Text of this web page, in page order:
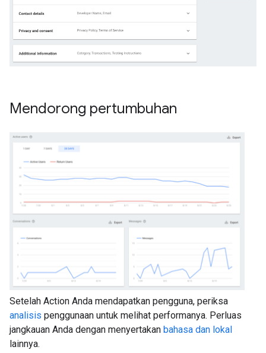
Mendorong pertumbuhan
Setelah Action Anda mendapatkan pengguna, periksa
analisis penggunaan untuk melihat performanya. Perluas
jangkauan Anda dengan menyertakan bahasa dan lokal
lainnya.